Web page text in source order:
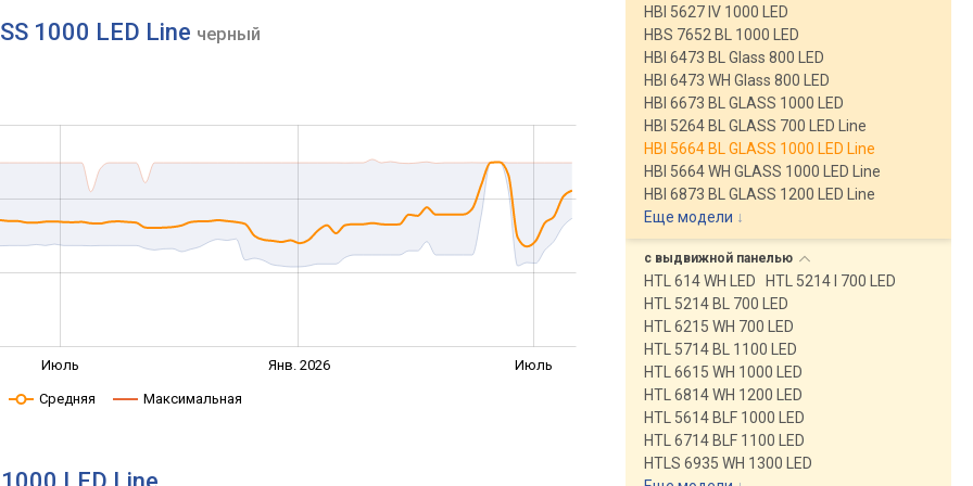
1000 LED Line черный
Июль Янв. 2026 Июль
Средняя Максимальная
HBI 5627 IV 1000 LED
HBS 7652 BL 1000 LED
HBI 6473 BL Glass 800 LED
HBI 6473 WH Glass 800 LED
HBI 6673 BL GLASS 1000 LED
HBI 5264 BL GLASS 700 LED Line
HBI 5664 BL GLASS 1000 LED Line
HBI 5664 WH GLASS 1000 LED Line
HBI 6873 BL GLASS 1200 LED Line
Еще модели ↓
с выдвижной панелью
HTL 614 WH LED
HTL 5214 I 700 LED
HTL 5214 BL 700 LED
HTL 6215 WH 700 LED
HTL 5714 BL 1100 LED
HTL 6615 WH 1000 LED
HTL 6814 WH 1200 LED
HTL 5614 BLF 1000 LED
HTL 6714 BLF 1100 LED
HTLS 6935 WH 1300 LED